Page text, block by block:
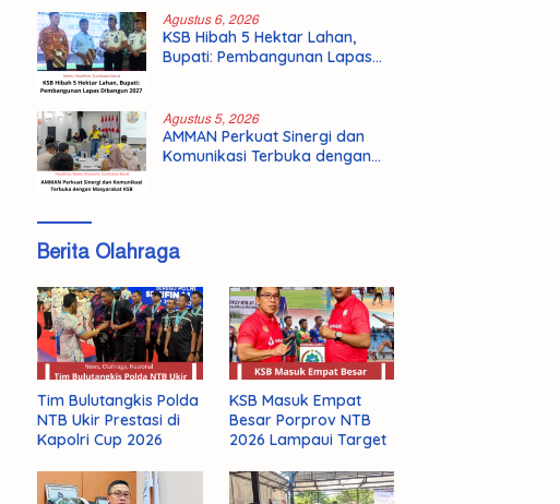
Agustus 6, 2026
KSB Hibah 5 Hektar Lahan,
Bupati: Pembangunan Lapas
Agustus 5, 2026
AMMAN Perkuat Sinergi dan
Komunikasi Terbuka dengan
Berita Olahraga
Tim Bulutangkis Polda
NTB Ukir Prestasi di
Kapolri Cup 2026
KSB Masuk Empat
Besar Porprov NTB
2026 Lampaui Target